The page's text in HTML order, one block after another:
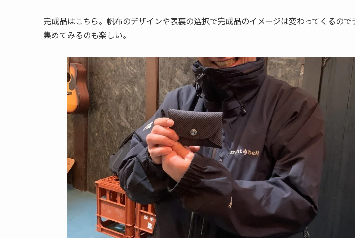
完成品はこちら。帆布のデザインや表裏の選択で完成品のイメージは変わってくるので
集めてみるのも楽しい。